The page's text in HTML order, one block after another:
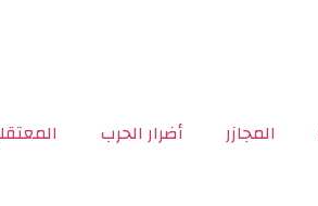
المجازر أضرار الحرب